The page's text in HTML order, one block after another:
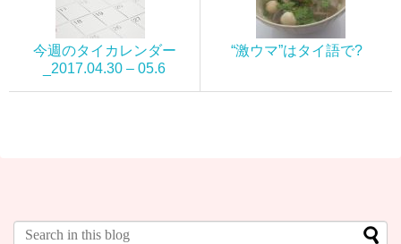
今週のタイカレンダー
_2017.04.30 – 05.6
“激ウマ”はタイ語で?